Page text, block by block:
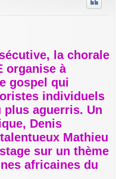
la chorale
organise à
gospel qui
individuels
plus aguerris. Un
Denis
Mathieu
sur un thème
africaines du